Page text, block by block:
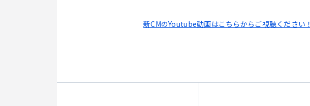
新CMのYoutube動画はこちらからご視聴ください！